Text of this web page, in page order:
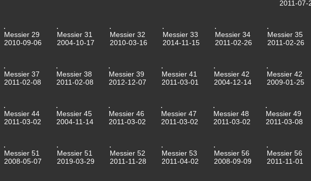
2011-07-
Messier 29
2010-09-06
Messier 31
2004-10-17
Messier 32
2010-03-16
Messier 33
2014-11-15
Messier 34
2011-02-26
Messier 35
2011-02-26
Messier 37
2011-02-08
Messier 38
2011-02-08
Messier 39
2012-12-07
Messier 41
2011-03-01
Messier 42
2004-12-14
Messier 42
2009-01-25
Messier 44
2011-03-02
Messier 45
2004-11-14
Messier 46
2011-03-02
Messier 47
2011-03-02
Messier 48
2011-03-02
Messier 49
2011-03-08
Messier 51
2008-05-07
Messier 51
2019-03-29
Messier 52
2011-11-28
Messier 53
2011-04-02
Messier 56
2008-09-09
Messier 56
2011-11-01